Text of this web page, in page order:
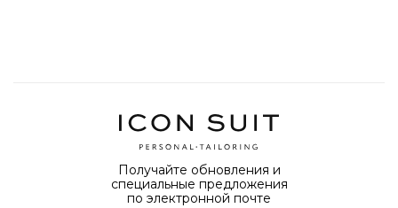
Получайте обновления и
специальные предложения
по электронной почте